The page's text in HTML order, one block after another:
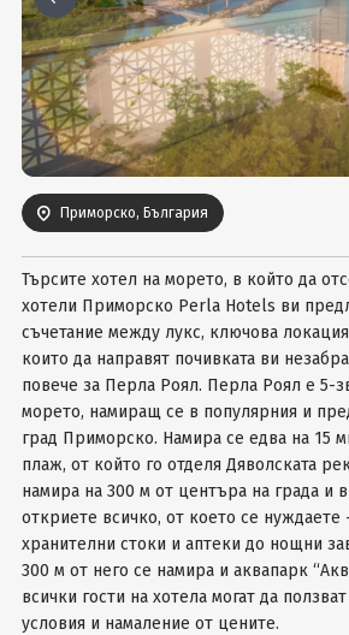
Гърция
Услуги
Вход
Приморско, България
Търсите хотел на морето, в който да
хотели Приморско Perla Hotels ви
съчетание между лукс, ключова
които да направят почивката ви
повече за Перла Роял. Перла Роял е 5-
морето, намиращ се в популярния и
град Приморско. Намира се едва на 15
плаж, от който го отделя Дяволската
намира на 300 м от центъра на града и
откриете всичко, от което се нуждаете
хранителни стоки и аптеки до нощни
300 м от него се намира и аквапарк
всички гости на хотела могат да
условия и намаление от цените.